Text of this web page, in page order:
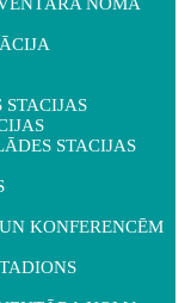
STACIJAS
STACIJAS
KONFERENCĒM